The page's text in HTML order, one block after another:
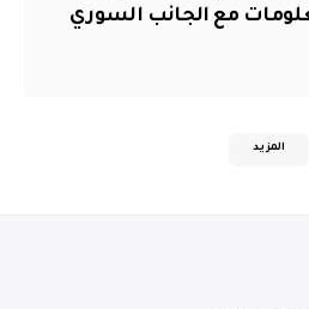
مع الجانب السوري
المزيد